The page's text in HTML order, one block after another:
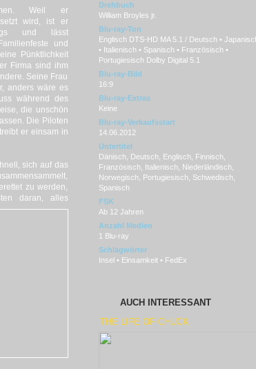
Weil er
wird, ist er
und lässt
und
Pünktlichkeit
Firma sind ihm
Seine Frau
anders wäre es
während des
die unschön
Die Piloten
er einsam in
sich auf das
zu werden,
daran, alles
Drehbuch
William Broyles jr.
Blu-ray-Ton
Englisch DTS-HD MA 5.1 / Deutsch •
• Italienisch • Spanisch • Französisch •
Portugiesisch Dolby Digital 5.1
Blu-ray-Bild
16:9
Blu-ray-Extras
Keine
Blu-ray-Verkaufsstart
14.06.2012
Untertitel
Dänisch, Deutsch, Englisch, Finnisch,
Französisch, Italienisch, Niederländisch,
Norwegisch, Portugiesisch, Schwedisch,
Spanisch
FSK
Ab 12 Jahren
Anzahl Medien
1 Blu-ray
Schlagwörter
Insel • Einsamkeit • FedEx
AUCH INTERESSANT
THE LIFE OF CHUCK